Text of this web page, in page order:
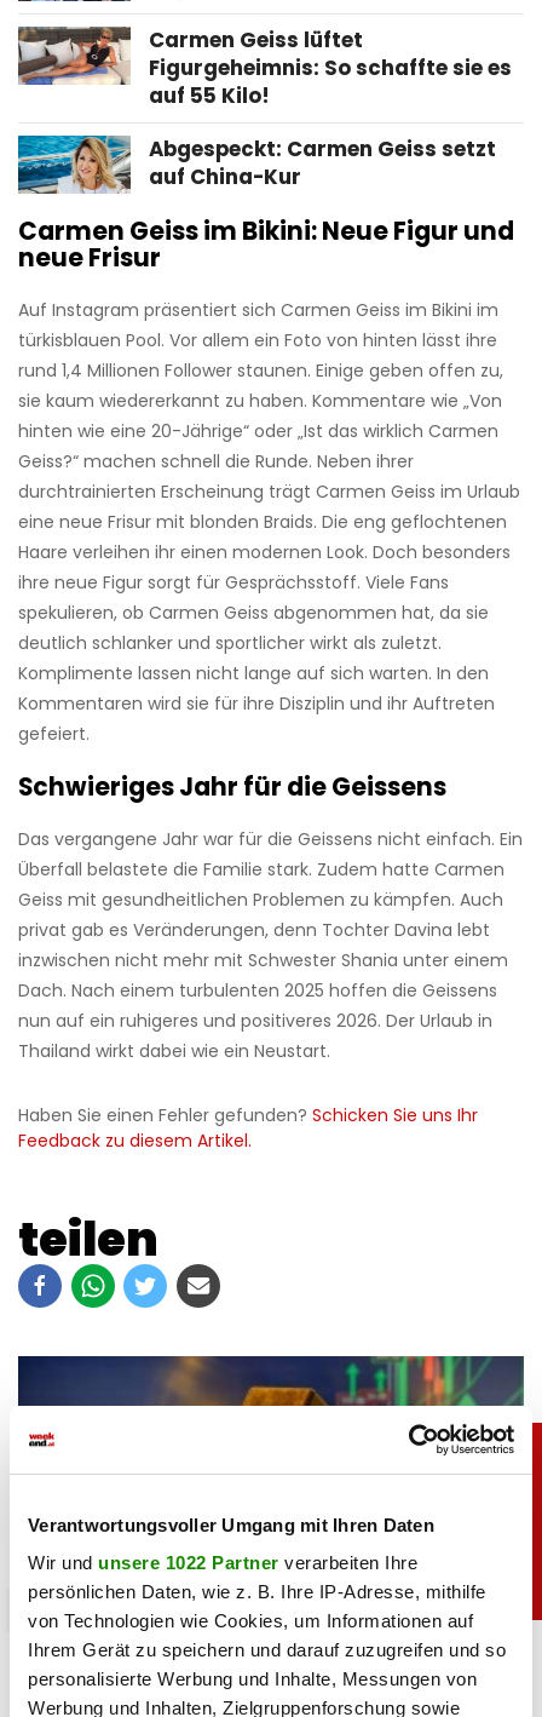
Verantwortungsvoller Umgang mit Ihren Daten
Wir und unsere 1022 Partner verarbeiten Ihre
persönlichen Daten, wie z. B. Ihre IP-Adresse, mithilfe
von Technologien wie Cookies, um Informationen auf
Ihrem Gerät zu speichern und darauf zuzugreifen und so
personalisierte Werbung und Inhalte, Messungen von
Werbung und Inhalten, Zielgruppenforschung sowie
Carmen Geiss lüftet
Figurgeheimnis: So schaffte sie es
auf 55 Kilo!
Abgespeckt: Carmen Geiss setzt
auf China-Kur
Carmen Geiss im Bikini: Neue Figur und
neue Frisur
Auf Instagram präsentiert sich Carmen Geiss im Bikini im
türkisblauen Pool. Vor allem ein Foto von hinten lässt ihre
rund 1,4 Millionen Follower staunen. Einige geben offen zu,
sie kaum wiedererkannt zu haben. Kommentare wie „Von
hinten wie eine 20-Jährige“ oder „Ist das wirklich Carmen
Geiss?“ machen schnell die Runde. Neben ihrer
durchtrainierten Erscheinung trägt Carmen Geiss im Urlaub
eine neue Frisur mit blonden Braids. Die eng geflochtenen
Haare verleihen ihr einen modernen Look. Doch besonders
ihre neue Figur sorgt für Gesprächsstoff. Viele Fans
spekulieren, ob Carmen Geiss abgenommen hat, da sie
deutlich schlanker und sportlicher wirkt als zuletzt.
Komplimente lassen nicht lange auf sich warten. In den
Kommentaren wird sie für ihre Disziplin und ihr Auftreten
gefeiert.
Schwieriges Jahr für die Geissens
Das vergangene Jahr war für die Geissens nicht einfach. Ein
Überfall belastete die Familie stark. Zudem hatte Carmen
Geiss mit gesundheitlichen Problemen zu kämpfen. Auch
privat gab es Veränderungen, denn Tochter Davina lebt
inzwischen nicht mehr mit Schwester Shania unter einem
Dach. Nach einem turbulenten 2025 hoffen die Geissens
nun auf ein ruhigeres und positiveres 2026. Der Urlaub in
Thailand wirkt dabei wie ein Neustart.
Haben Sie einen Fehler gefunden? Schicken Sie uns Ihr
Feedback zu diesem Artikel.
teilen
chronik
Goldpreis zieht kräftig an: Das steckt dahinter